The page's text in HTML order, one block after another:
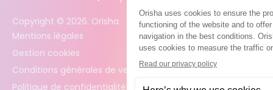
Copyright © 2026. Orisha
Mentions légales
Gestion cookies
Conditions générales de vente
Politique de confidentialité des données